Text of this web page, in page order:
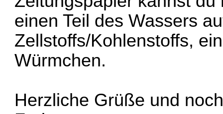
einen Teil des Wassers
Zellstoffs/Kohlenstoffs,
Würmchen.
Herzliche Grüße und